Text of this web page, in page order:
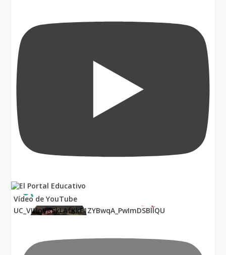
Vídeo de YouTube
UC_VIUnVRSkLAfKkF1ZYBwqA_PwImDSBllQU